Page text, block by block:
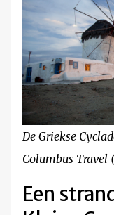
De Griekse
Columbus Travel
Een